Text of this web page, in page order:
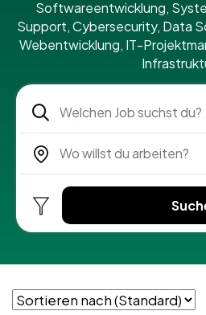
Softwareentwicklung,
Support, Cybersecurity, Data
Webentwicklung, IT-